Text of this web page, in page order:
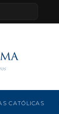
CATÓLICAS